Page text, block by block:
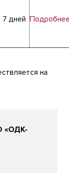
7 дней
на
«ОДК-